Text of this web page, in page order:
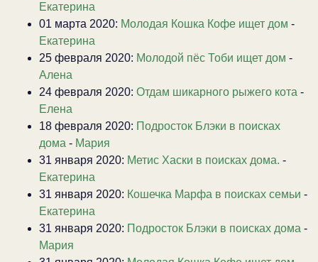
Екатерина
01 марта 2020: Молодая Кошка Кофе ищет дом -
Екатерина
25 февраля 2020: Молодой пёс Тоби ищет дом -
Алена
24 февраля 2020: Отдам шикарного рыжего кота -
Елена
18 февраля 2020: Подросток Блэки в поисках
дома - Мария
31 января 2020: Метис Хаски в поисках дома. -
Екатерина
31 января 2020: Кошечка Марфа в поисках семьи -
Екатерина
31 января 2020: Подросток Блэки в поисках дома -
Мария